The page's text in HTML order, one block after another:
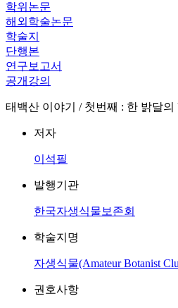
학위논문
해외학술논문
학술지
단행본
연구보고서
공개강의
태백산 이야기 / 첫번째 : 한 밝달의
저자
이석필
발행기관
한국자생식물보존회
학술지명
자생식물(Amateur Botanist
권호사항